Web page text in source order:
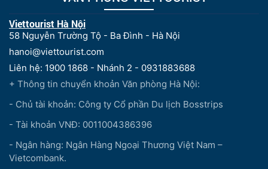
Viettourist Hà Nội
58 Nguyễn Trường Tộ - Ba Đình - Hà Nội
hanoi@viettourist.com
Liên hệ: 1900 1868 - Nhánh 2 - 0931883688
+ Thông tin chuyển khoản Văn phòng Hà Nội:
- Chủ tài khoản: Công ty Cổ phần Du lịch Bosstrips
- Tài khoản VNĐ: 0011004386396
- Ngân hàng: Ngân Hàng Ngoại Thương Việt Nam –
Vietcombank.